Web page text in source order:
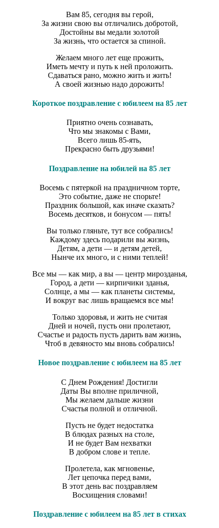
Вам 85, сегодня вы герой,
За жизни свою вы отличались добротой,
Достойны вы медали золотой
За жизнь, что остается за спиной.
Желаем много лет еще прожить,
Иметь мечту и путь к ней проложить.
Сдаваться рано, можно жить и жить!
А своей жизнью надо дорожить!
Короткое поздравление с юбилеем на 85 лет
Приятно очень сознавать,
Что мы знакомы с Вами,
Всего лишь 85-ять,
Прекрасно быть друзьями!
Поздравление на юбилей на 85 лет
Восемь с пятеркой на праздничном торте,
Это событие, даже не спорьте!
Праздник большой, как иначе сказать?
Восемь десятков, и бонусом — пять!
Вы только гляньте, тут все собрались!
Каждому здесь подарили вы жизнь,
Детям, а дети — и детям детей,
Нынче их много, и с ними теплей!
Все мы — как мир, а вы — центр мирозданья,
Город, а дети — кирпичики зданья,
Солнце, а мы — как планеты системы,
И вокруг вас лишь вращаемся все мы!
Только здоровья, и жить не считая
Дней и ночей, пусть они пролетают,
Счастье и радость пусть дарить вам жизнь,
Чтоб в девяносто мы вновь собрались!
Новое поздравление с юбилеем на 85 лет
С Днем Рождения! Достигли
Даты Вы вполне приличной,
Мы желаем дальше жизни
Счастья полной и отличной.
Пусть не будет недостатка
В блюдах разных на столе,
И не будет Вам нехватки
В добром слове и тепле.
Пролетела, как мгновенье,
Лет цепочка перед вами,
В этот день вас поздравляем
Восхищения словами!
Поздравление с юбилеем на 85 лет в стихах